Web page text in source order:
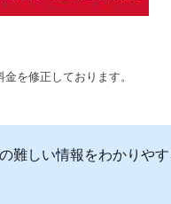
を修正しております。
難しい情報をわかりや